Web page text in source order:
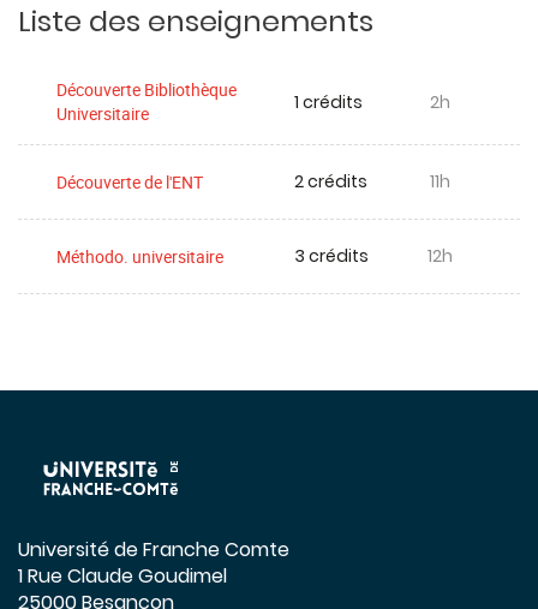
Liste des enseignements
Découverte Bibliothèque
Universitaire
1 crédits 2h
Découverte de l'ENT 2 crédits 11h
Méthodo. universitaire 3 crédits 12h
Université de Franche Comte
1 Rue Claude Goudimel
25000 Besançon